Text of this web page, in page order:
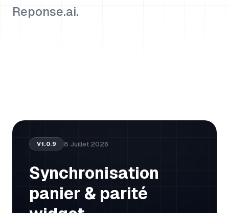
Reponse.ai.
V1.0.9 8 Juillet 2026
Synchronisation
panier & parité